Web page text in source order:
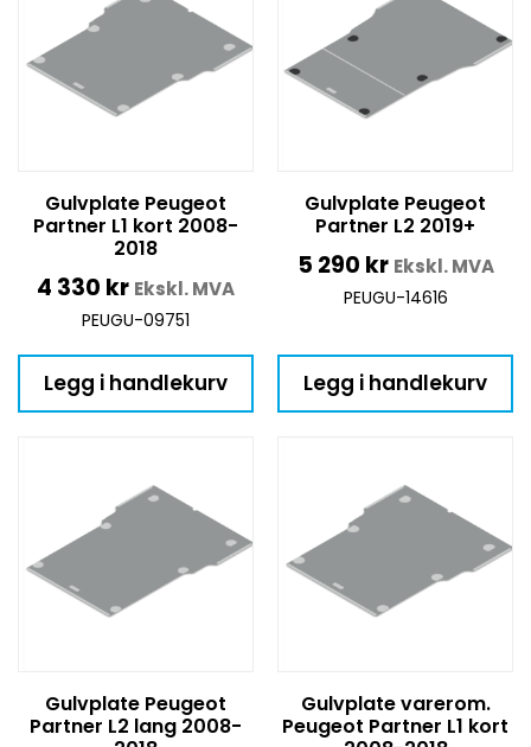
Gulvplate Peugeot
Partner L1 kort 2008-
2018
4 330 kr Ekskl. MVA
PEUGU-09751
Legg i handlekurv
Gulvplate Peugeot
Partner L2 2019+
5 290 kr Ekskl. MVA
PEUGU-14616
Legg i handlekurv
Gulvplate Peugeot
Partner L2 lang 2008-
Gulvplate varerom.
Peugeot Partner L1 kort